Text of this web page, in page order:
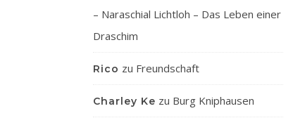
– Naraschial Lichtloh – Das Leben einer
Draschim
Rico zu Freundschaft
Charley Ke zu Burg Kniphausen